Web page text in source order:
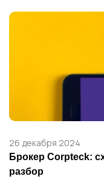
26 декабря 2024
Брокер Corpteck:
разбор